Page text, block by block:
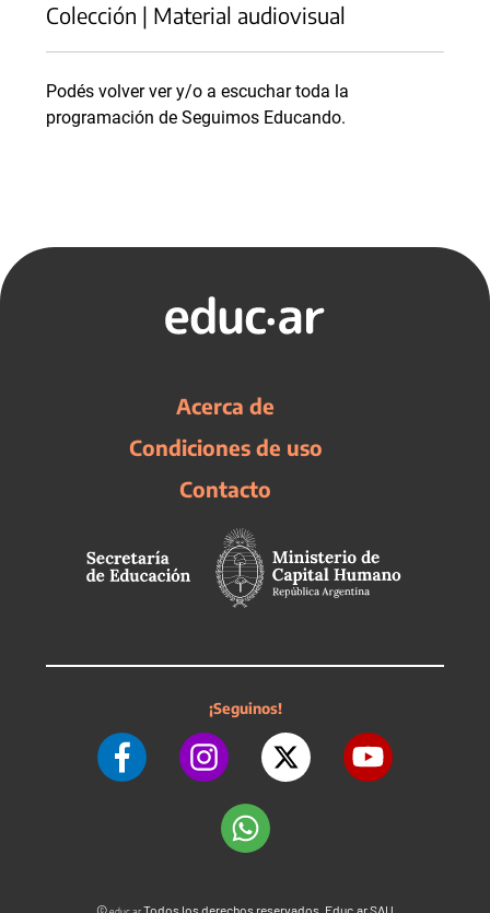
Colección | Material audiovisual
Podés volver ver y/o a escuchar toda la
programación de Seguimos Educando.
Acerca de
Condiciones de uso
Contacto
¡Seguinos!
© Todos los derechos reservados. Educ.ar SAU